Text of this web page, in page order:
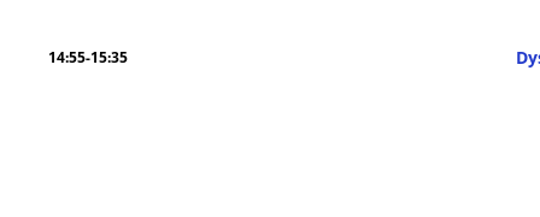
14:55-15:35